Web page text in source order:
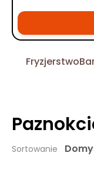
Fryzjerstwo
Sortowanie